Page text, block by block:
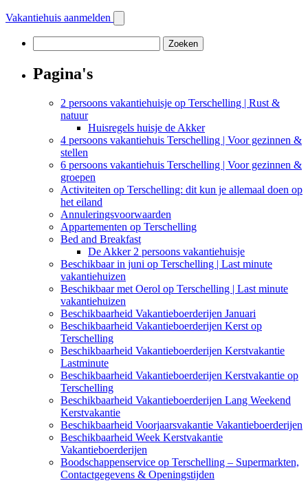
Vakantiehuis aanmelden
naar:
Pagina's
2 persoons vakantiehuisje op Terschelling | Rust &
natuur
Huisregels huisje de Akker
4 persoons vakantiehuis Terschelling | Voor gezinnen &
stellen
6 persoons vakantiehuis Terschelling | Voor gezinnen &
groepen
Activiteiten op Terschelling: dit kun je allemaal doen op
het eiland
Annuleringsvoorwaarden
Appartementen op Terschelling
Bed and Breakfast
De Akker 2 persoons vakantiehuisje
Beschikbaar in juni op Terschelling | Last minute
vakantiehuizen
Beschikbaar met Oerol op Terschelling | Last minute
vakantiehuizen
Beschikbaarheid Vakantieboerderijen Januari
Beschikbaarheid Vakantieboerderijen Kerst op
Terschelling
Beschikbaarheid Vakantieboerderijen Kerstvakantie
Lastminute
Beschikbaarheid Vakantieboerderijen Kerstvakantie op
Terschelling
Beschikbaarheid Vakantieboerderijen Lang Weekend
Kerstvakantie
Beschikbaarheid Voorjaarsvakantie Vakantieboerderijen
Beschikbaarheid Week Kerstvakantie
Vakantieboerderijen
Boodschappenservice op Terschelling – Supermarkten,
Contactgegevens & Openingstijden